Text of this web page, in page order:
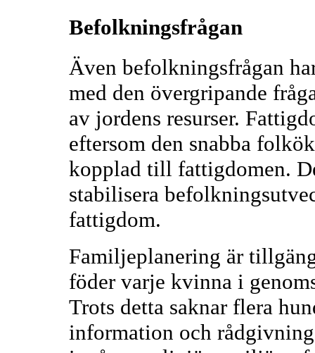
Befolkningsfrågan
Även befolkningsfrågan
med den övergripande
av jordens resurser.
eftersom den snabba
kopplad till fattigdomen.
stabilisera
fattigdom.
Familjeplanering är
föder varje kvinna i
Trots detta saknar flera
information och